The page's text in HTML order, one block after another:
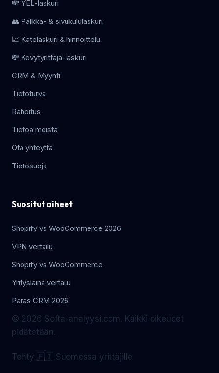
💸 YEL-laskuri
👥 Palkka- & sivukululaskuri
📈 Katelaskuri & hinnoittelu
💸 Kevytyrittäjä-laskuri
CRM & Myynti
Tietoturva
Rahoitus
Tietoa meistä
Ota yhteyttä
Tietosuoja
Suositut aiheet
Shopify vs WooCommerce 2026
VPN vertailu
Shopify vs WooCommerce
Yrityslaina vertailu
Paras CRM 2026
© 2026 Softa-analyysi.com. Kaikki oikeudet
pidätetään.
Tehty 🇫🇮 Suomessa yrittäjille